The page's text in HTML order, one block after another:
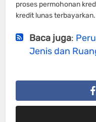
proses permohonan
kredit lunas terbayarkan.
Baca juga:
Jenis dan